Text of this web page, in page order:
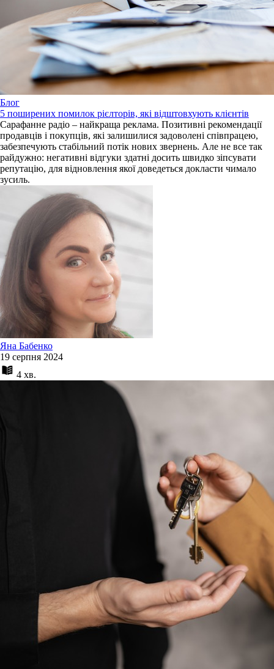
Блог
5 поширених помилок рієлторів, які відштовхують клієнтів
Сарафанне радіо – найкраща реклама. Позитивні рекомендації
продавців і покупців, які залишилися задоволені співпрацею,
забезпечують стабільний потік нових звернень. Але не все так
райдужно: негативні відгуки здатні досить швидко зіпсувати
репутацію, для відновлення якої доведеться докласти чимало
зусиль.
Яна Бабенко
19 серпня 2024
4 хв.